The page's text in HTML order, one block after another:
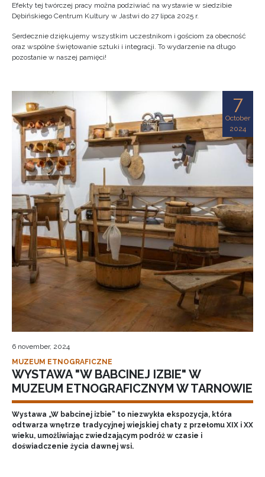
Efekty tej twórczej pracy można podziwiać na wystawie w siedzibie
Dębińskiego Centrum Kultury w Jastwi do 27 lipca 2025 r.
Serdecznie dziękujemy wszystkim uczestnikom i gościom za obecność
oraz wspólne świętowanie sztuki i integracji. To wydarzenie na długo
pozostanie w naszej pamięci!
7
October
2024
6 november, 2024
MUZEUM ETNOGRAFICZNE
WYSTAWA "W BABCINEJ IZBIE" W
MUZEUM ETNOGRAFICZNYM W TARNOWIE
Wystawa „W babcinej izbie” to niezwykła ekspozycja, która
odtwarza wnętrze tradycyjnej wiejskiej chaty z przełomu XIX i XX
wieku, umożliwiając zwiedzającym podróż w czasie i
doświadczenie życia dawnej wsi.